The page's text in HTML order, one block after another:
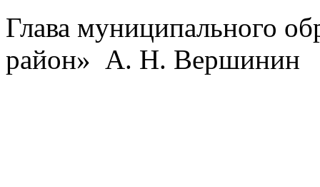
Глава муниципального
район» А. Н. Вершинин